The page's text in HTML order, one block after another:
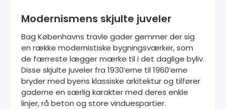
Modernismens skjulte juveler
Bag Københavns travle gader gemmer der sig
en række modernistiske bygningsværker, som
de færreste lægger mærke til i det daglige byliv.
Disse skjulte juveler fra 1930’erne til 1960’erne
bryder med byens klassiske arkitektur og tilfører
gaderne en særlig karakter med deres enkle
linjer, rå beton og store vinduespartier.